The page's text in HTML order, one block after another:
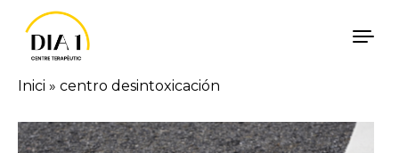
Skip to content
Inici » centro desintoxicación
Català Español